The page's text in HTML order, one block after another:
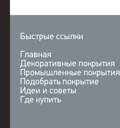
Быстрые ссылки
Главная
Декоративные покрытия
Промышленные покрытия
Подобрать покрытие
Идеи и советы
Где купить